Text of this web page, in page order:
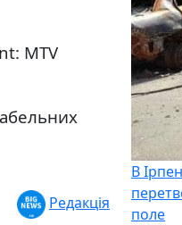
MTV
Редакція
В
поле